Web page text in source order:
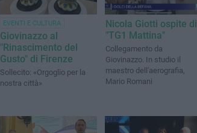
EVENTI E CULTURA
Giovinazzo al
"Rinascimento del
Gusto" di Firenze
Sollecito: «Orgoglio per la
nostra città»
Nicola Giotti ospite di
"TG1 Mattina"
Collegamento da
Giovinazzo. In studio il
maestro dell'aerografia,
Mario Romani